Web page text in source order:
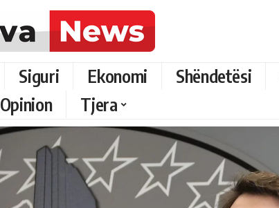
Siguri Ekonomi Shëndetësi
Opinion Tjera